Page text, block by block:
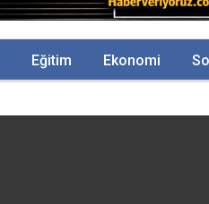
Eğitim Ekonomi